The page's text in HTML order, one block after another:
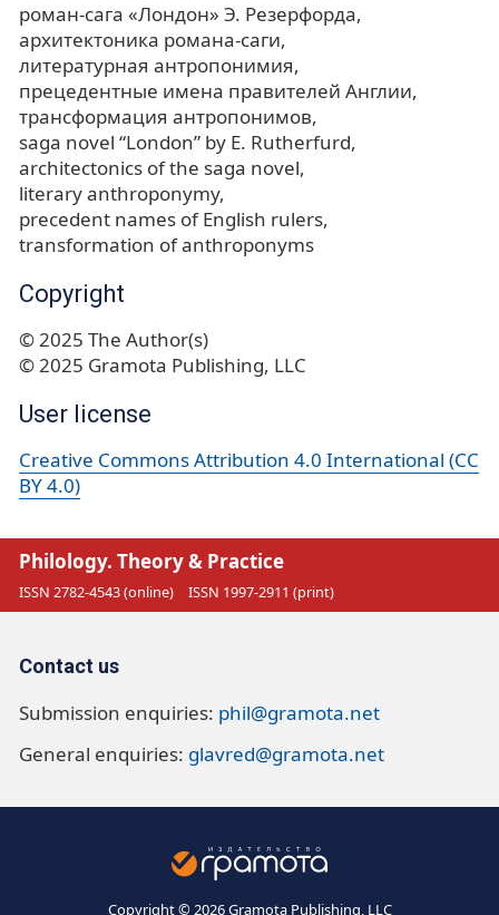
роман-сага «Лондон» Э. Резерфорда
архитектоника романа-саги
литературная антропонимия
прецедентные имена правителей Англии
трансформация антропонимов
saga novel “London” by E. Rutherfurd
architectonics of the saga novel
literary anthroponymy
precedent names of English rulers
transformation of anthroponyms
Copyright
© 2025 The Author(s)
© 2025 Gramota Publishing, LLC
User license
Creative Commons Attribution 4.0 International (CC
BY 4.0)
Philology. Theory & Practice
ISSN 2782-4543 (online) ISSN 1997-2911 (print)
Contact us
Submission enquiries: phil@gramota.net
General enquiries: glavred@gramota.net
Copyright © 2026 Gramota Publishing, LLC